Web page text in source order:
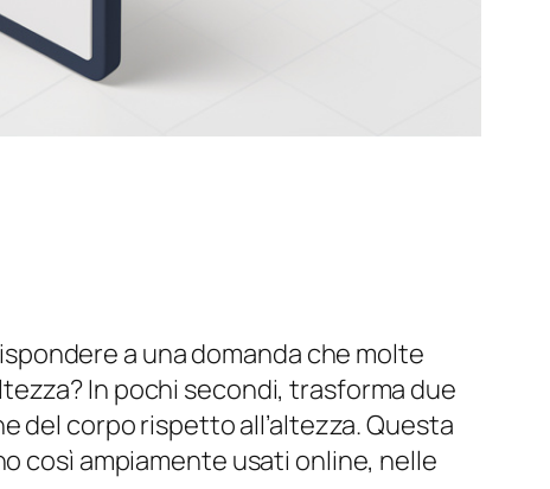
a una domanda che molte
In pochi secondi, trasforma due
del corpo rispetto all’altezza. Questa
così ampiamente usati online, nelle